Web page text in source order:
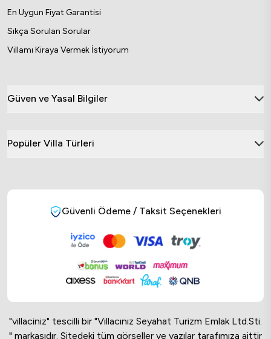
En Uygun Fiyat Garantisi
Sıkça Sorulan Sorular
Villamı Kiraya Vermek İstiyorum
Güven ve Yasal Bilgiler
Popüler Villa Türleri
Güvenli Ödeme / Taksit Seçenekleri
"villaciniz" tescilli bir "Villacınız Seyahat Turizm Emlak Ltd.Sti.
" markasıdır. Sitedeki tüm görseller ve yazılar tarafımıza aittir